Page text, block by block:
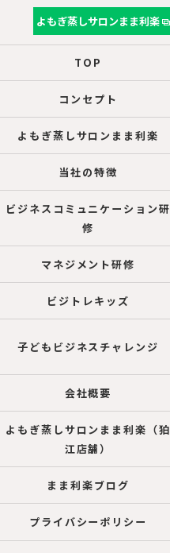
よもぎ蒸しサロンまま利楽
TOP
コンセプト
よもぎ蒸しサロンまま利楽
当社の特徴
ビジネスコミュニケーション研
修
マネジメント研修
ビジトレキッズ
子どもビジネスチャレンジ
会社概要
よもぎ蒸しサロンまま利楽（狛
江店舗）
まま利楽ブログ
プライバシーポリシー